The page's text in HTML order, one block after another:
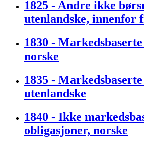
1825 - Andre ikke
utenlandske, innenfor
1830 -
norske
1835 -
utenlandske
1840 - Ikke
obligasjoner, norske